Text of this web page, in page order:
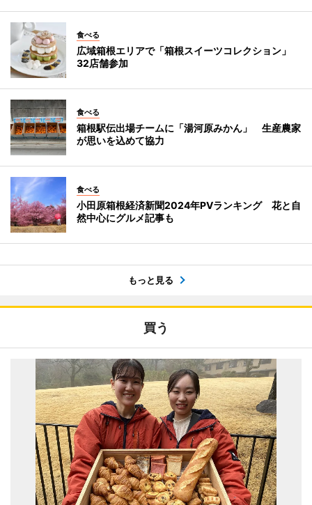
食べる
広域箱根エリアで「箱根スイーツコレクション」
32店舗参加
食べる
箱根駅伝出場チームに「湯河原みかん」 生産農家
が思いを込めて協力
食べる
小田原箱根経済新聞2024年PVランキング 花と自
然中心にグルメ記事も
もっと見る
買う